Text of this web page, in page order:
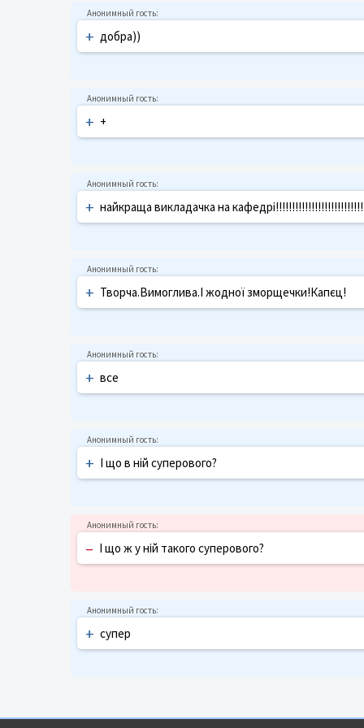
+ добра))
+ +
+ найкраща викладачка на
+ Творча.Вимоглива.І жодної зморщечки!Капєц!
+ все
+ І що в ній суперового?
– І що ж у ній такого суперового?
+ супер